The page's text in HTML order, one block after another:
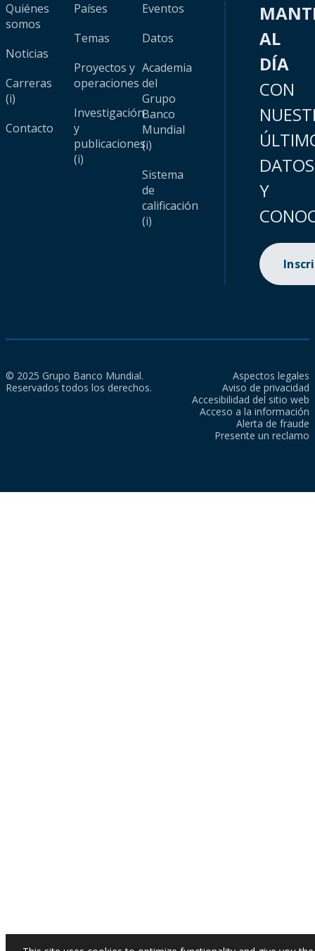
Quiénes
somos
Noticias
Carreras
(i)
Contacto
Países
Temas
Proyectos y
operaciones
Investigación
y
publicaciones
(i)
Eventos
Datos
Academia
del
Grupo
Banco
Mundial
(i)
Sistema
de
calificación
(i)
AL
DÍA
CON
DATOS
Y
© 2025 Grupo Banco Mundial.
Reservados todos los derechos.
Aspectos legales
Aviso de privacidad
Accesibilidad del sitio web
Acceso a la información
Alerta de fraude
Presente un reclamo